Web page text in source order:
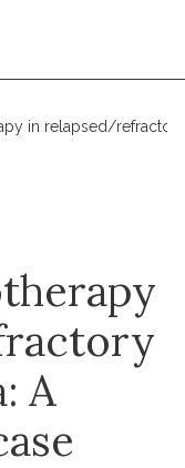
in relapsed/
A